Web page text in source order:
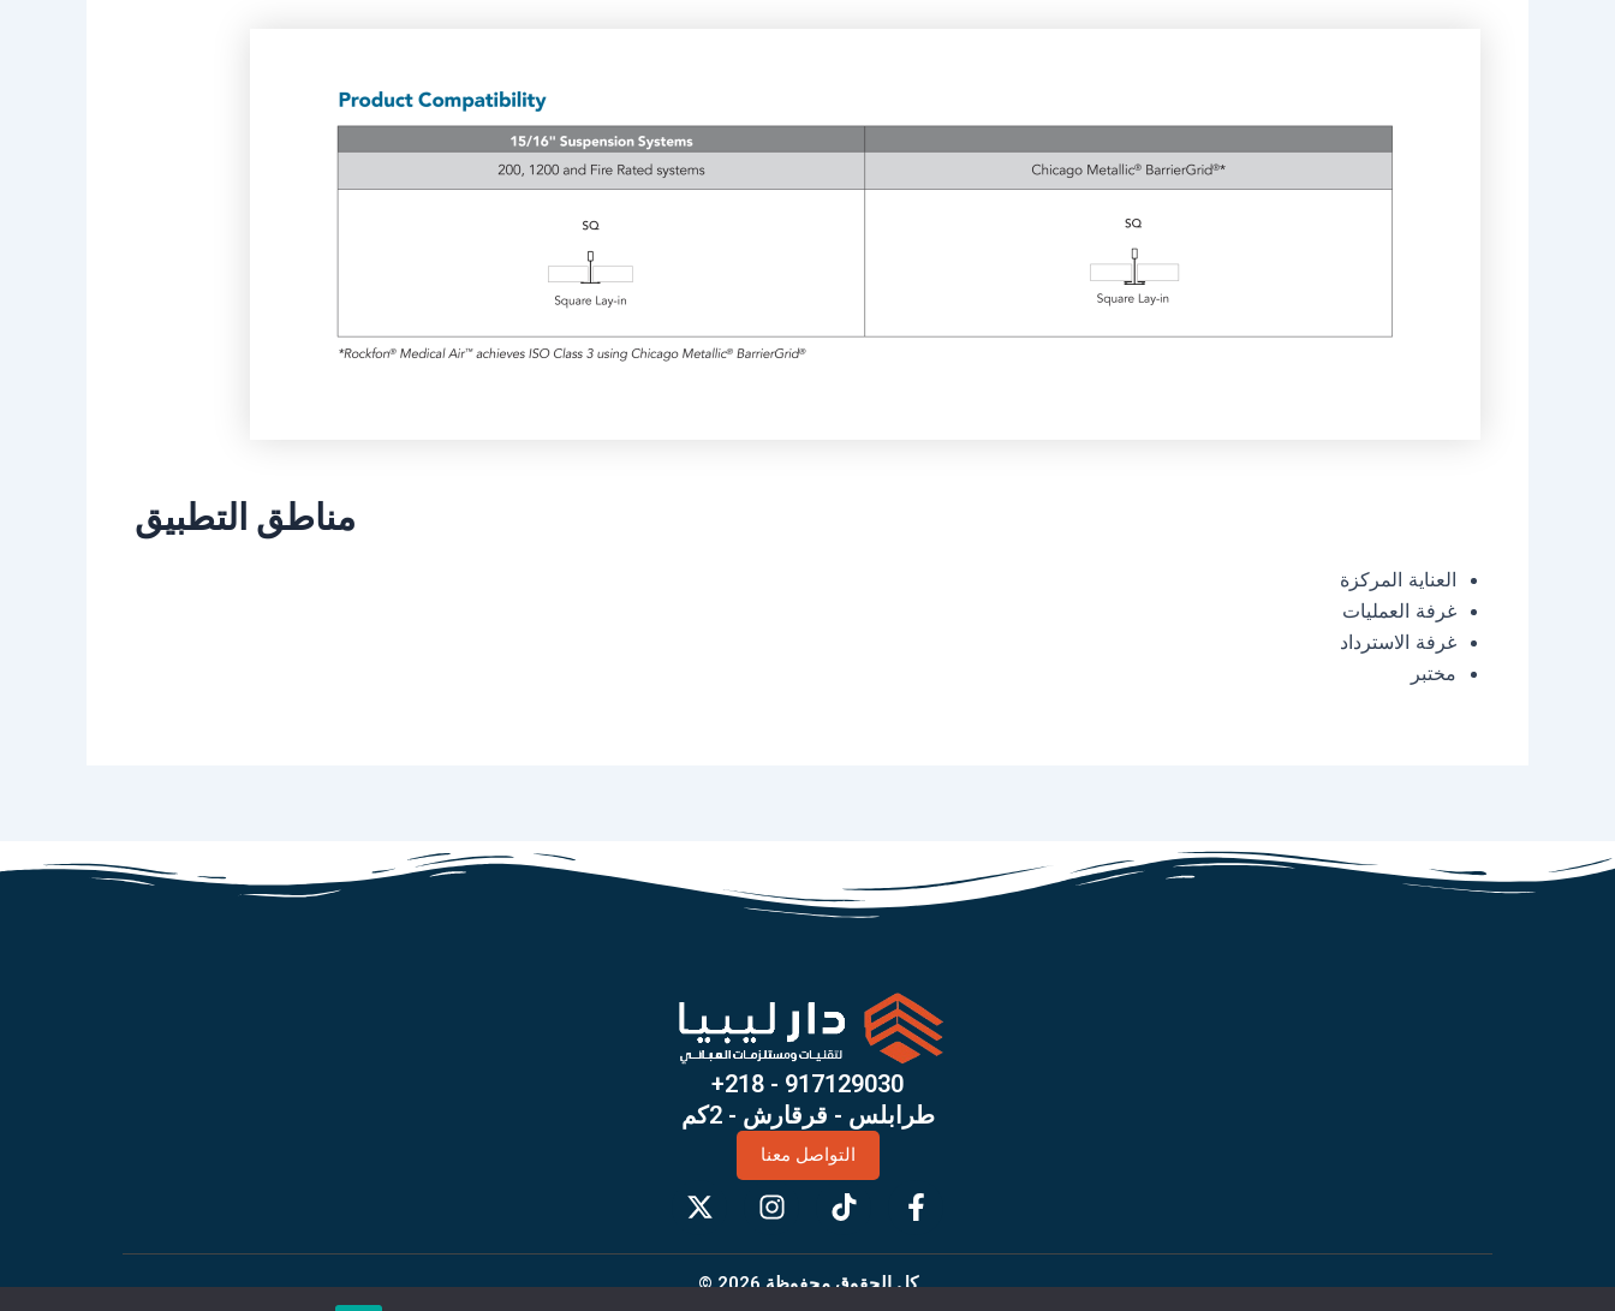
مناطق التطبيق
العناية المركزة
غرفة العمليات
غرفة الاسترداد
مختبر
+218 - 917129030
طرابلس - قرقارش - 2كم
التواصل معنا
F
a
c
e
T
i
k
t
I
n
s
t
X
-
t
w
© كل الحقوق محفوظة 2026